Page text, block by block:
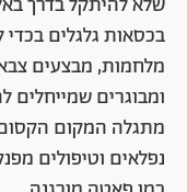
בכסאות גלגלים בכדי
מלחמות, מבצעים
ומבוגרים שמייחלים
מתגלה המקום הקסום
נפלאים וטיפולים